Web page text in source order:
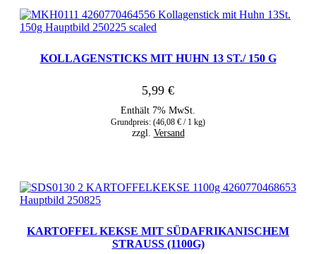
KOLLAGENSTICKS MIT HUHN 13 ST./ 150 G
5,99 €
Enthält 7% MwSt.
Grundpreis: (46,08 € / 1 kg)
zzgl. Versand
KARTOFFEL KEKSE MIT SÜDAFRIKANISCHEM
STRAUSS (1100G)